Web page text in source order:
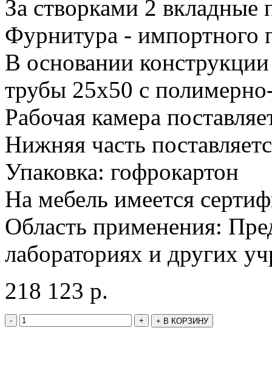
За створками 2 вкладные
Фурнитура - импортного
В основании
трубы 25х50 с
Рабочая камера
Нижняя часть
Упаковка: гофрокартон
На мебель имеется
Область применения:
лабораториях и других
218 123 р.
- + + В КОРЗИНУ